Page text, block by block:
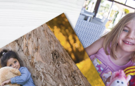
Personalizados
Personalizados
Mesa
Personalizadas
LED